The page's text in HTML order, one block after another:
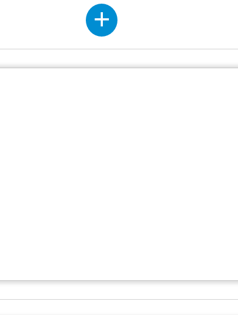
éducatifs scientifiques, artistiques,
d'orateurs - s'adressent à toutes les
et les groupes scolaires).
disponibles sur demande.